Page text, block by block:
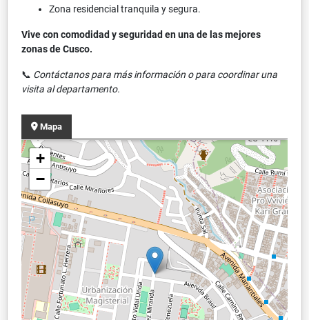
Zona residencial tranquila y segura.
Vive con comodidad y seguridad en una de las mejores
zonas de Cusco.
📞 Contáctanos para más información o para coordinar una
visita al departamento.
Mapa
+
−